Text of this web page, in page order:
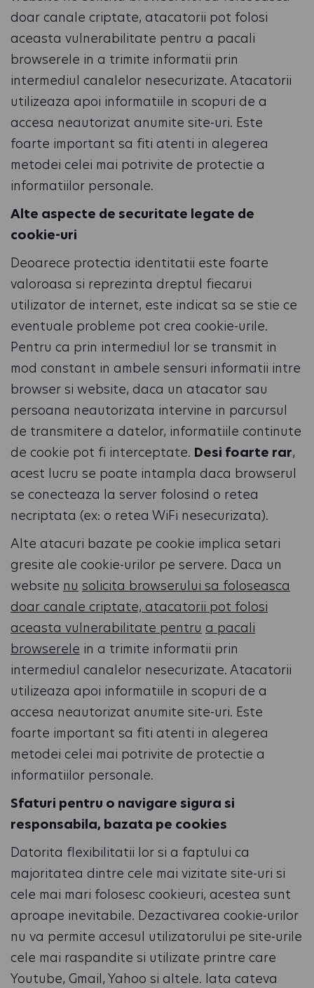
doar canale criptate, atacatorii pot folosi
aceasta vulnerabilitate pentru a pacali
browserele in a trimite informatii prin
intermediul canalelor nesecurizate. Atacatorii
utilizeaza apoi informatiile in scopuri de a
accesa neautorizat anumite site-uri. Este
foarte important sa fiti atenti in alegerea
metodei celei mai potrivite de protectie a
informatiilor personale.
Alte aspecte de securitate legate de
cookie-uri
Deoarece protectia identitatii este foarte
valoroasa si reprezinta dreptul fiecarui
utilizator de internet, este indicat sa se stie ce
eventuale probleme pot crea cookie-urile.
Pentru ca prin intermediul lor se transmit in
mod constant in ambele sensuri informatii intre
browser si website, daca un atacator sau
persoana neautorizata intervine in parcursul
de transmitere a datelor, informatiile continute
de cookie pot fi interceptate. Desi foarte rar,
acest lucru se poate intampla daca browserul
se conecteaza la server folosind o retea
necriptata (ex: o retea WiFi nesecurizata).
Alte atacuri bazate pe cookie implica setari
gresite ale cookie-urilor pe servere. Daca un
website nu solicita browserului sa foloseasca
doar canale criptate, atacatorii pot folosi
aceasta vulnerabilitate pentru a pacali
browserele in a trimite informatii prin
intermediul canalelor nesecurizate. Atacatorii
utilizeaza apoi informatiile in scopuri de a
accesa neautorizat anumite site-uri. Este
foarte important sa fiti atenti in alegerea
metodei celei mai potrivite de protectie a
informatiilor personale.
Sfaturi pentru o navigare sigura si
responsabila, bazata pe cookies
Datorita flexibilitatii lor si a faptului ca
majoritatea dintre cele mai vizitate site-uri si
cele mai mari folosesc cookieuri, acestea sunt
aproape inevitabile. Dezactivarea cookie-urilor
nu va permite accesul utilizatorului pe site-urile
cele mai raspandite si utilizate printre care
Youtube, Gmail, Yahoo si altele. Iata cateva